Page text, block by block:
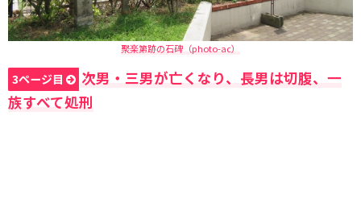
聚楽第跡の石碑（photo-ac）
3ページ目
次男・三男が亡くなり、長男は切腹、一
族すべて処刑